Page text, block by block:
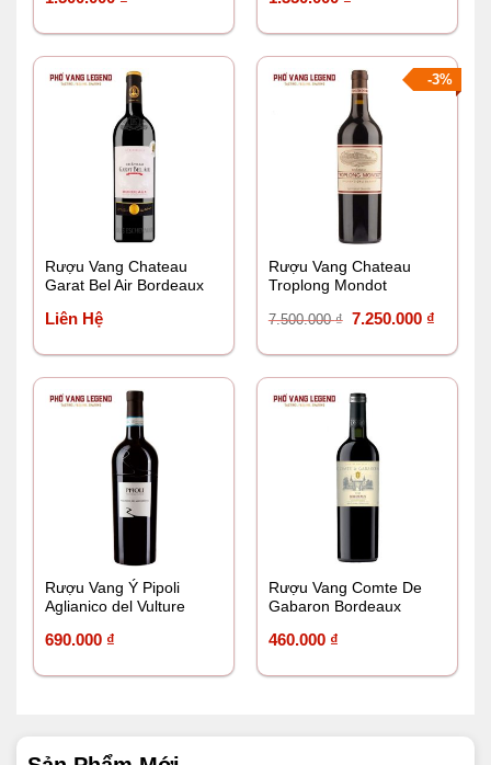
Rượu Vang Chateau
Garat Bel Air Bordeaux
Liên Hệ
-3%
Rượu Vang Chateau
Troplong Mondot
7.500.000₫ Giá
7.500.000 ₫.
7.250.000 ₫Giá
hiện
Rượu Vang Ý Pipoli
Aglianico del Vulture
690.000 ₫
Rượu Vang Comte De
Gabaron Bordeaux
460.000 ₫